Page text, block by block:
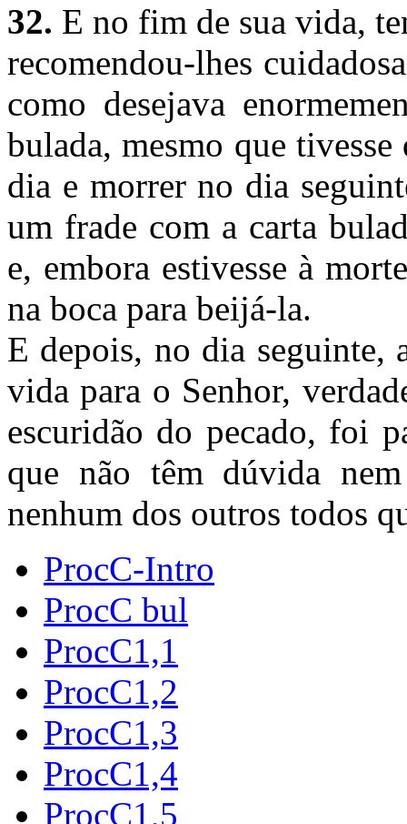
32. E no fim de sua vida,
recomendou-lhes
como desejava
bulada, mesmo que
dia e morrer no dia
um frade com a carta
e, embora estivesse à
na boca para beijá-la.
E depois, no dia seguinte,
vida para o Senhor,
escuridão do pecado, foi
que não têm dúvida
nenhum dos outros todos
ProcC-Intro
ProcC bul
ProcC1,1
ProcC1,2
ProcC1,3
ProcC1,4
ProcC1,5